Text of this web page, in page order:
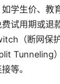
学生价、教
试用期或退
（断网保
Tunneling
等。